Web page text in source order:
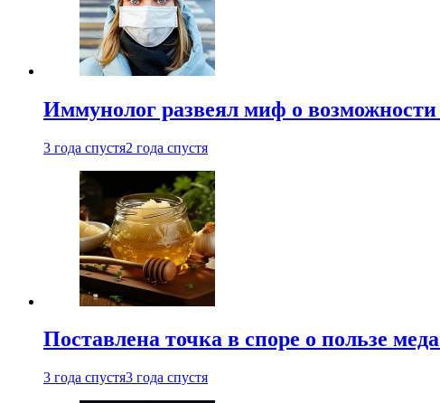
Иммунолог развеял миф о возможности
3 года спустя2 года спустя
Поставлена точка в споре о пользе
3 года спустя3 года спустя